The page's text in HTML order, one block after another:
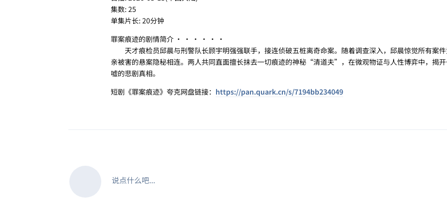
集数: 25
单集片长: 20分钟
罪案痕迹的剧情简介 · · · · · ·
天才痕检员邱晨与刑警队长顾宇明强强联手，接连侦破五桩离奇命案。随着调查深入，邱晨惊觉所有案
亲被害的悬案隐秘相连。两人共同直面擅长抹去一切痕迹的神秘“清道夫”，在微观物证与人性博弈中，揭
嘘的悲剧真相。
短剧《罪案痕迹》夸克网盘链接： https://pan.quark.cn/s/7194bb234049
说点什么吧...